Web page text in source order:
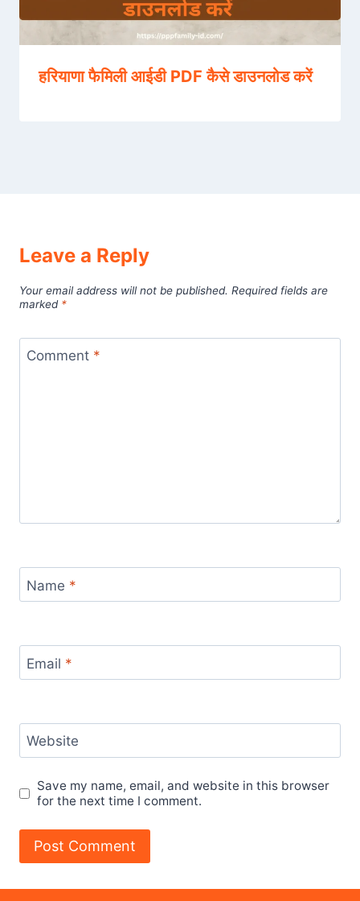
हरियाणा फैमिली आईडी PDF कैसे डाउनलोड करें
Leave a Reply
Your email address will not be published. Required fields are
marked *
Comment *
Name *
Email *
Website
Save my name, email, and website in this browser
for the next time I comment.